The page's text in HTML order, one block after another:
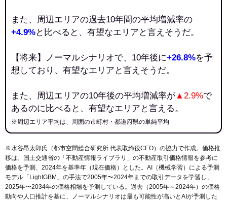
また、周辺エリアの過去10年間の平均増減率の
+4.9%と比べると、有望なエリアと言えそうだ。
【将来】ノーマルシナリオで、10年後に+26.8%を予
想しており、有望なエリアと言えそうだ。
また、周辺エリアの10年後の平均増減率が▲2.9%で
あるのに比べると、有望なエリアと言える。
※周辺エリア平均は、周囲の市町村・都道府県の単純平均
※水谷昂太郎氏（都市空間総合研究所 代表取締役CEO）の協力で作成。価格推
移は、国土交通省の「 不動産情報ライブラリ 」の不動産取引価格情報を参考に
価格を予測、2024年を基準年（現在価格）とした。AI（機械学習）による予測
モデル「LightGBM」の手法で2005年〜2024年までの取引データを学習し、
2025年〜2034年の価格相場を予測している。過去（2005年～2024年）の価格
動向や人口推計を基に、ノーマルシナリオは最も可能性が高いとAIが予測した